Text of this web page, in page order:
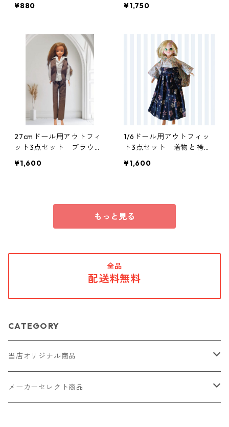
り
¥880
一部難あり
¥1,750
27cmドール用アウトフィ
ット3点セット ブラウン
ーデ ベスト・シャツ・パ
¥1,600
1/6ドール用アウトフィッ
ト3点セット 着物と袴
¥1,600
もっと見る
全品
配送料無料
CATEGORY
当店オリジナル商品
レザー（革）
メーカーセレクト商品